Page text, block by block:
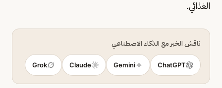
الغذائي.
ناقش الخبر مع الذكاء الاصطناعي
ChatGPT
Gemini
Claude
Grok